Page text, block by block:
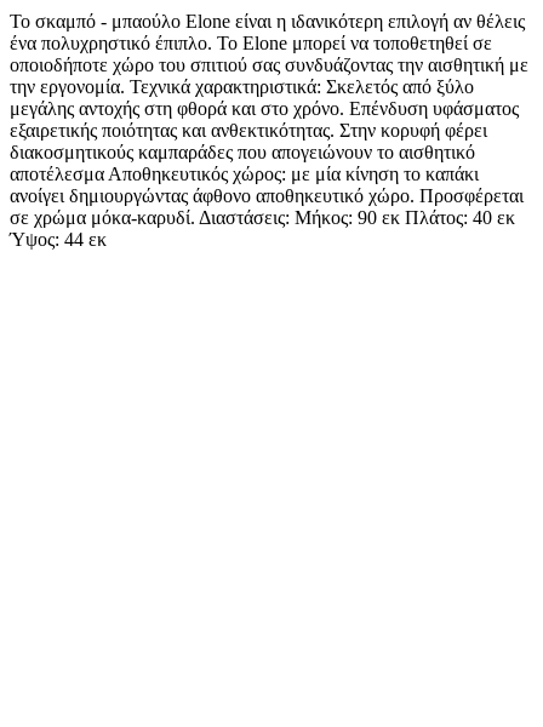
Το σκαμπό - μπαούλο Elone είναι η ιδανικότερη επιλογή αν θέλεις
ένα πολυχρηστικό έπιπλο. Το Elone μπορεί να τοποθετηθεί σε
οποιοδήποτε χώρο του σπιτιού σας συνδυάζοντας την αισθητική με
την εργονομία. Τεχνικά χαρακτηριστικά: Σκελετός από ξύλο
μεγάλης αντοχής στη φθορά και στο χρόνο. Επένδυση υφάσματος
εξαιρετικής ποιότητας και ανθεκτικότητας. Στην κορυφή φέρει
διακοσμητικούς καμπαράδες που απογειώνουν το αισθητικό
αποτέλεσμα Αποθηκευτικός χώρος: με μία κίνηση το καπάκι
ανοίγει δημιουργώντας άφθονο αποθηκευτικό χώρο. Προσφέρεται
σε χρώμα μόκα-καρυδί. Διαστάσεις: Μήκος: 90 εκ Πλάτος: 40 εκ
Ύψος: 44 εκ